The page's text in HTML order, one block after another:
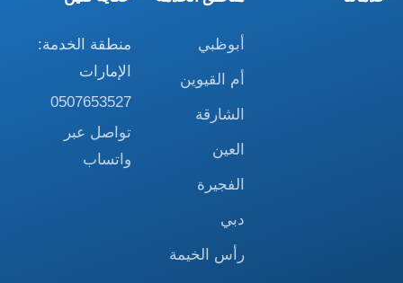
أبوظبي
أم القيوين
الشارقة
العين
الفجيرة
دبي
رأس الخيمة
منطقة الخدمة:
الإمارات
0507653527
تواصل عبر
واتساب